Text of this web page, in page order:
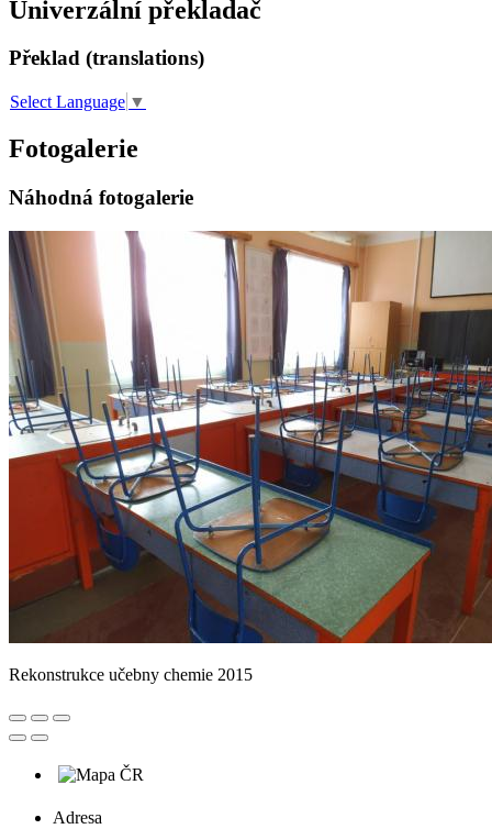
Univerzální překladač
Překlad (translations)
Select Language ▼
Fotogalerie
Náhodná fotogalerie
Rekonstrukce učebny chemie 2015
Adresa